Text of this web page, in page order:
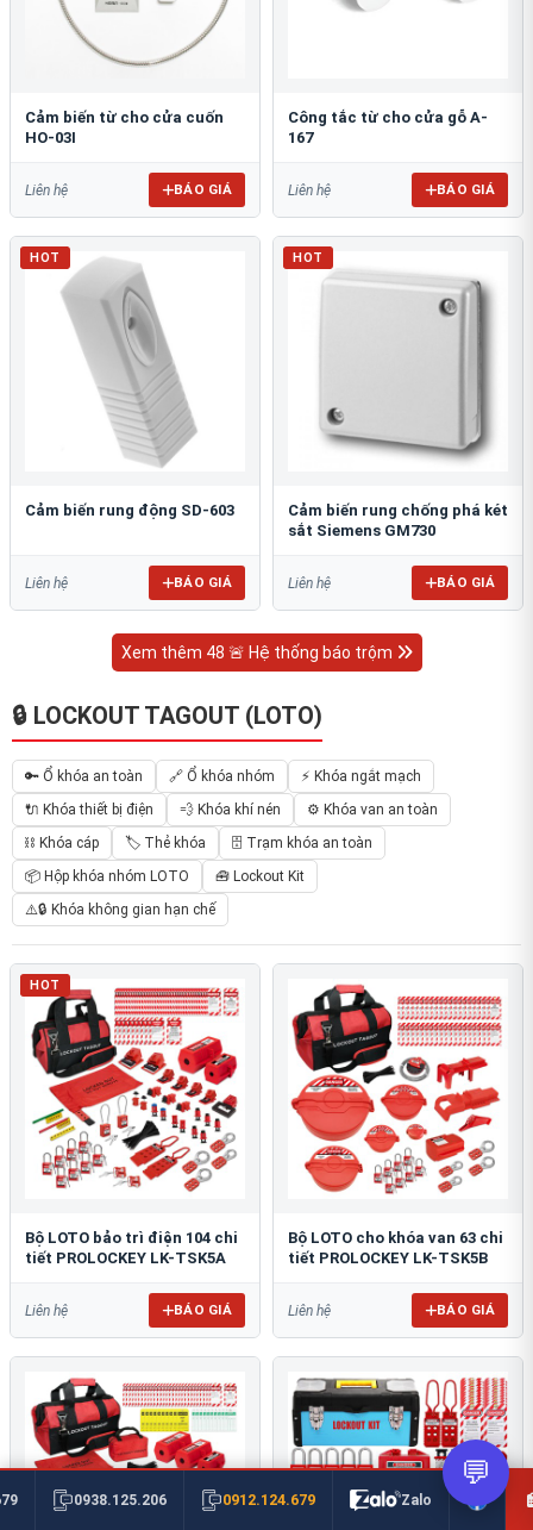
Cảm biến từ cho cửa cuốn
HO-03I
Liên hệ BÁO GIÁ
Công tắc từ cho cửa gỗ A-
167
Liên hệ BÁO GIÁ
HOT
Cảm biến rung động SD-603
Liên hệ BÁO GIÁ
HOT
Cảm biến rung chống phá két
sắt Siemens GM730
Liên hệ BÁO GIÁ
Xem thêm 48 🚨 Hệ thống báo trộm
🔒 LOCKOUT TAGOUT (LOTO)
🔑 Ổ khóa an toàn 🔗 Ổ khóa nhóm
⚡ Khóa ngắt mạch
🔌 Khóa thiết bị điện
💨 Khóa khí nén
⚙️ Khóa van an toàn
⛓ Khóa cáp
🏷️ Thẻ khóa
🗄 Trạm khóa an toàn
📦 Hộp khóa nhóm LOTO
🧰 Lockout Kit
⚠️🔒 Khóa không gian hạn chế
HOT
Bộ LOTO bảo trì điện 104 chi
tiết PROLOCKEY LK-TSK5A
Liên hệ BÁO GIÁ
Bộ LOTO cho khóa van 63 chi
tiết PROLOCKEY LK-TSK5B
Liên hệ BÁO GIÁ
0938.125.206 0912.124.679 Zalo
💬